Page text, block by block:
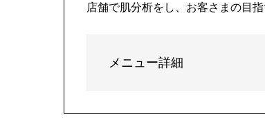
店舗で肌分析をし、お客さまの目
メニュー詳細